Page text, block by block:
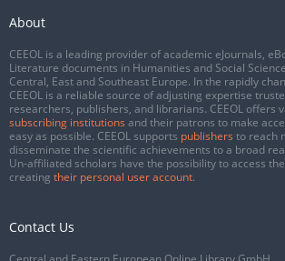
About
CEEOL is a leading provider of academic eJournals,
Literature documents in Humanities and Social
Central, East and Southeast Europe. In the rapidly
CEEOL is a reliable source of adjusting expertise
researchers, publishers, and librarians. CEEOL offers
subscribing institutions and their patrons to make
easy as possible. CEEOL supports publishers to reach
disseminate the scientific achievements to a broad
Un-affiliated scholars have the possibility to access
creating their personal user account.
Contact Us